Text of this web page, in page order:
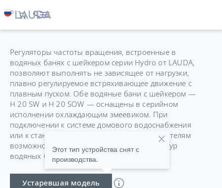
HYDRO H 20 SOW
Регуляторы частоты вращения, встроенные в
водяных банях с шейкером серии Hydro от LAUDA,
позволяют выполнять не зависящее от нагрузки,
плавно регулируемое встряхивающее движение с
плавным пуском. Обе водяные бани с шейкером —
H 20 SW и H 20 SOW — оснащены в серийном
исполнении охлаждающим змеевиком. При
подключении к системе домового водоснабжения
или к стандартным циркуляционным охладителям
возможно расширение диапазона температур
водяных бань с шейкером вниз до 10 °C.
Устаревшая модель
Этот тип устройства снят с
производства.